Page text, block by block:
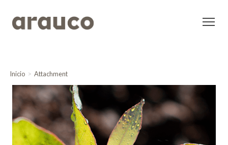
Inicio Attachment